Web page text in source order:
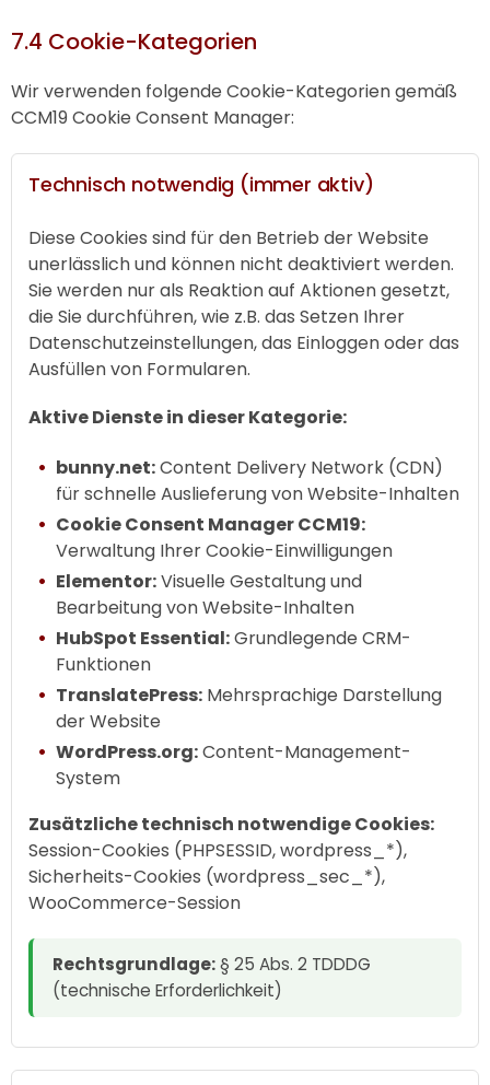
7.4 Cookie-Kategorien
Wir verwenden folgende Cookie-Kategorien gemäß
CCM19 Cookie Consent Manager:
Technisch notwendig (immer aktiv)
Diese Cookies sind für den Betrieb der Website
unerlässlich und können nicht deaktiviert werden.
Sie werden nur als Reaktion auf Aktionen gesetzt,
die Sie durchführen, wie z.B. das Setzen Ihrer
Datenschutzeinstellungen, das Einloggen oder das
Ausfüllen von Formularen.
Aktive Dienste in dieser Kategorie:
bunny.net:Content Delivery Network (CDN)
für schnelle Auslieferung von Website-Inhalten
Cookie Consent Manager CCM19:
Verwaltung Ihrer Cookie-Einwilligungen
Elementor:Visuelle Gestaltung und
Bearbeitung von Website-Inhalten
HubSpot Essential:Grundlegende CRM-
Funktionen
TranslatePress: Mehrsprachige Darstellung
der Website
WordPress.org:Content-Management-
System
Zusätzliche technisch notwendige Cookies:
Session-Cookies (PHPSESSID, wordpress_*),
Sicherheits-Cookies (wordpress_sec_*),
WooCommerce-Session
Rechtsgrundlage:§ 25 Abs. 2 TDDDG
(technische Erforderlichkeit)